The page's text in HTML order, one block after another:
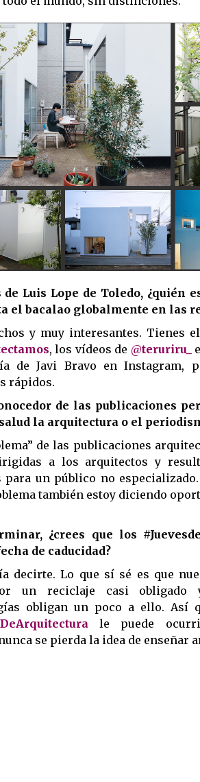
de Luis Lope de Toledo, ¿quién
el bacalao globalmente en las
y muy interesantes. Tienes
, los vídeos de @teruriru_
de Javi Bravo en Instagram,
rápidos.
de las publicaciones
la arquitectura o el
de las publicaciones
a los arquitectos y
para un público no especializado.
también estoy diciendo
¿crees que los
de caducidad?
decirte. Lo que sí sé es que
un reciclaje casi obligado
obligan un poco a ello. Así
le puede
se pierda la idea de enseñar